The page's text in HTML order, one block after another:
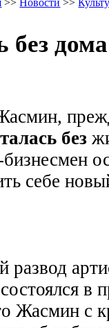
>>Новости >>
без дома
без
себе
в
Жасмин с